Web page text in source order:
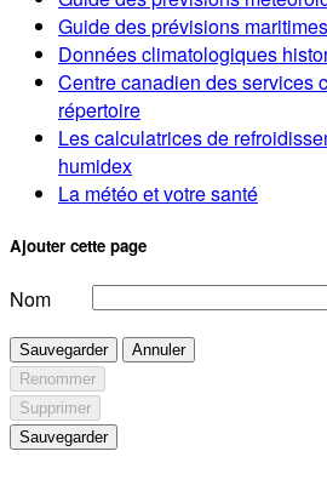
Guide des prévisions maritimes
Données climatologiques
Centre canadien des services
répertoire
Les calculatrices de
humidex
La météo et votre santé
Ajouter cette page
Nom
Sauvegarder
Annuler
Renommer
Supprimer
Sauvegarder